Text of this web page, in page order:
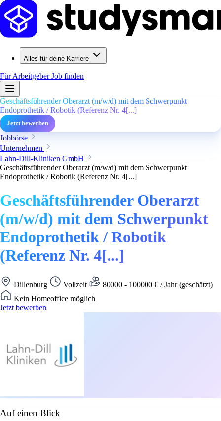
Alles für deine Karriere
Für ArbeitgeberJob finden
Geschäftsführender Oberarzt (m/w/d) mit dem Schwerpunkt
Endoprothetik / Robotik (Referenz Nr. 4[...]
Jetzt bewerben
Jobbörse
Unternehmen
Lahn-Dill-Kliniken GmbH
Geschäftsführender Oberarzt (m/w/d) mit dem Schwerpunkt
Endoprothetik / Robotik (Referenz Nr. 4[...]
Geschäftsführender Oberarzt
(m/w/d) mit dem Schwerpunkt
Endoprothetik / Robotik
(Referenz Nr. 4[...]
Dillenburg Vollzeit
80000 - 100000 € / Jahr (geschätzt)
Kein Homeoffice möglich
Jetzt bewerben
Auf einen Blick